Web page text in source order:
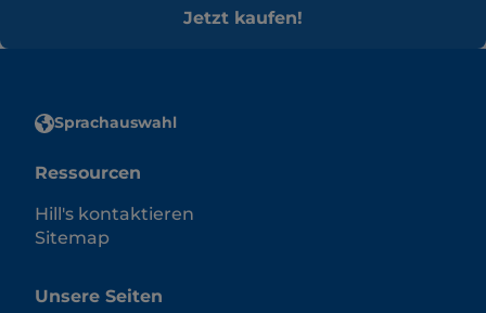
Jetzt kaufen!
Sprachauswahl
Ressourcen
Hill's kontaktieren
Sitemap
Unsere Seiten